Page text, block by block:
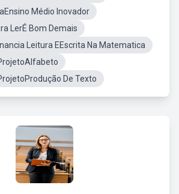
Médio Inovador
LerÉ Bom Demais
Leitura EEscrita Na Matematica
De Texto